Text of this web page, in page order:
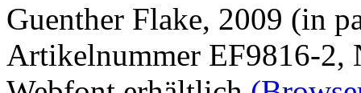
Guenther Flake, 2009 (in
Artikelnummer EF9816-2,